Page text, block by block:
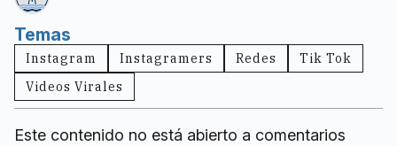
Temas
Instagram Instagramers Redes
Tik Tok
Videos Virales
Este contenido no está abierto a comentarios